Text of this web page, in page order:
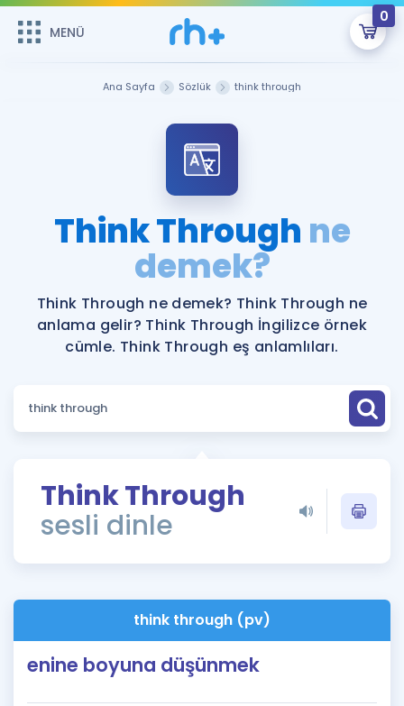
MENÜ
0
Şifremi Hatırlamıyorum
Sepetin Şu An Boş.
Remzi Hoca ile seni sınava hazırlayacak onlarca eğitim seni
bekliyor!
MENÜ
Katılımcı Görüşleri
Faydalı Araçlar
Ücretsiz Kaynaklar
Puan Hesaplama
ÖSYM Sınav Takvimi
Kampanyalar
İngilizce Gramer
İngilizce Gramer
Ana Sayfa Sözlük think through
Think Through ne
demek?
Think Through ne demek? Think Through ne
anlama gelir? Think Through İngilizce örnek
cümle. Think Through eş anlamlıları.
Think Through
sesli dinle
think through (pv)
enine boyuna düşünmek